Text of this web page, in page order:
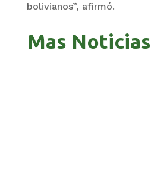
bolivianos”, afirmó.
Mas Noticias